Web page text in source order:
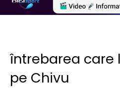
întrebarea care
pe Chivu